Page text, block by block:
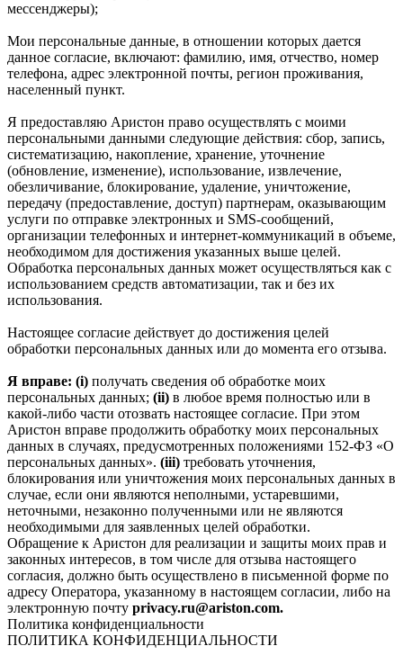
мессенджеры);
Мои персональные данные, в отношении которых дается
данное согласие, включают: фамилию, имя, отчество, номер
телефона, адрес электронной почты, регион проживания,
населенный пункт.
Я предоставляю Аристон право осуществлять с моими
персональными данными следующие действия: сбор, запись,
систематизацию, накопление, хранение, уточнение
(обновление, изменение), использование, извлечение,
обезличивание, блокирование, удаление, уничтожение,
передачу (предоставление, доступ) партнерам, оказывающим
услуги по отправке электронных и SMS‑сообщений,
организации телефонных и интернет‑коммуникаций в объеме,
необходимом для достижения указанных выше целей.
Обработка персональных данных может осуществляться как с
использованием средств автоматизации, так и без их
использования.
Настоящее согласие действует до достижения целей
обработки персональных данных или до момента его отзыва.
Я вправе: (i) получать сведения об обработке моих
персональных данных; (ii) в любое время полностью или в
какой-либо части отозвать настоящее согласие. При этом
Аристон вправе продолжить обработку моих персональных
данных в случаях, предусмотренных положениями 152-ФЗ «О
персональных данных». (iii) требовать уточнения,
блокирования или уничтожения моих персональных данных в
случае, если они являются неполными, устаревшими,
неточными, незаконно полученными или не являются
необходимыми для заявленных целей обработки.
Обращение к Аристон для реализации и защиты моих прав и
законных интересов, в том числе для отзыва настоящего
согласия, должно быть осуществлено в письменной форме по
адресу Оператора, указанному в настоящем согласии, либо на
электронную почту privacy.ru@ariston.com.
Политика конфиденциальности
ПОЛИТИКА КОНФИДЕНЦИАЛЬНОСТИ